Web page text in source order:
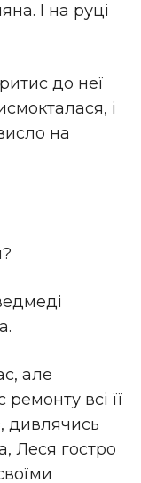
І на руці
до неї
і
на
але
всі її
дивлячись
Леся гостро